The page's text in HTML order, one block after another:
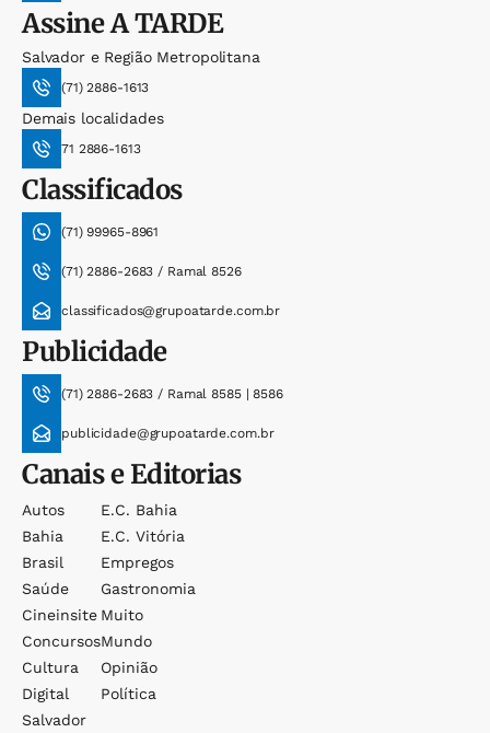
AssineA TARDE
Salvador e Região Metropolitana
(71) 2886-1613
Demais localidades
71 2886-1613
Classificados
(71) 99965-8961
(71) 2886-2683 / Ramal 8526
classificados@grupoatarde.com.br
Publicidade
(71) 2886-2683 / Ramal 8585 | 8586
publicidade@grupoatarde.com.br
Canais e Editorias
Autos
Bahia
Brasil
Saúde
Cineinsite
Concursos
Cultura
Digital
Salvador
E.c. Bahia
E.c. Vitória
Empregos
Gastronomia
Muito
Mundo
Opinião
Política